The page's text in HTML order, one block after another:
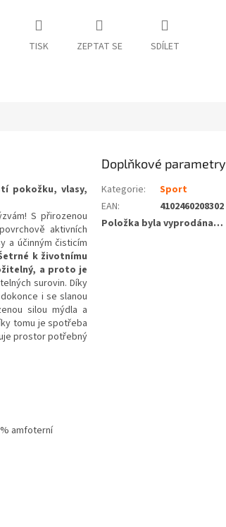
TISK ZEPTAT SE SDÍLET
pokožku, vlasy,
S přirozenou
aktivních
a účinným čisticím
k životnímu
a proto je
surovin. Díky
i se slanou
silou mýdla a
tomu je spotřeba
prostor potřebný
amfoterní
Doplňkové parametry
Kategorie:
Sport
EAN:
4102460208302
Položka byla vyprodána…